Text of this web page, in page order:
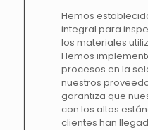
Hemos
integral para
los materiales
Hemos
procesos en la
nuestros
garantiza que
con los altos
clientes han